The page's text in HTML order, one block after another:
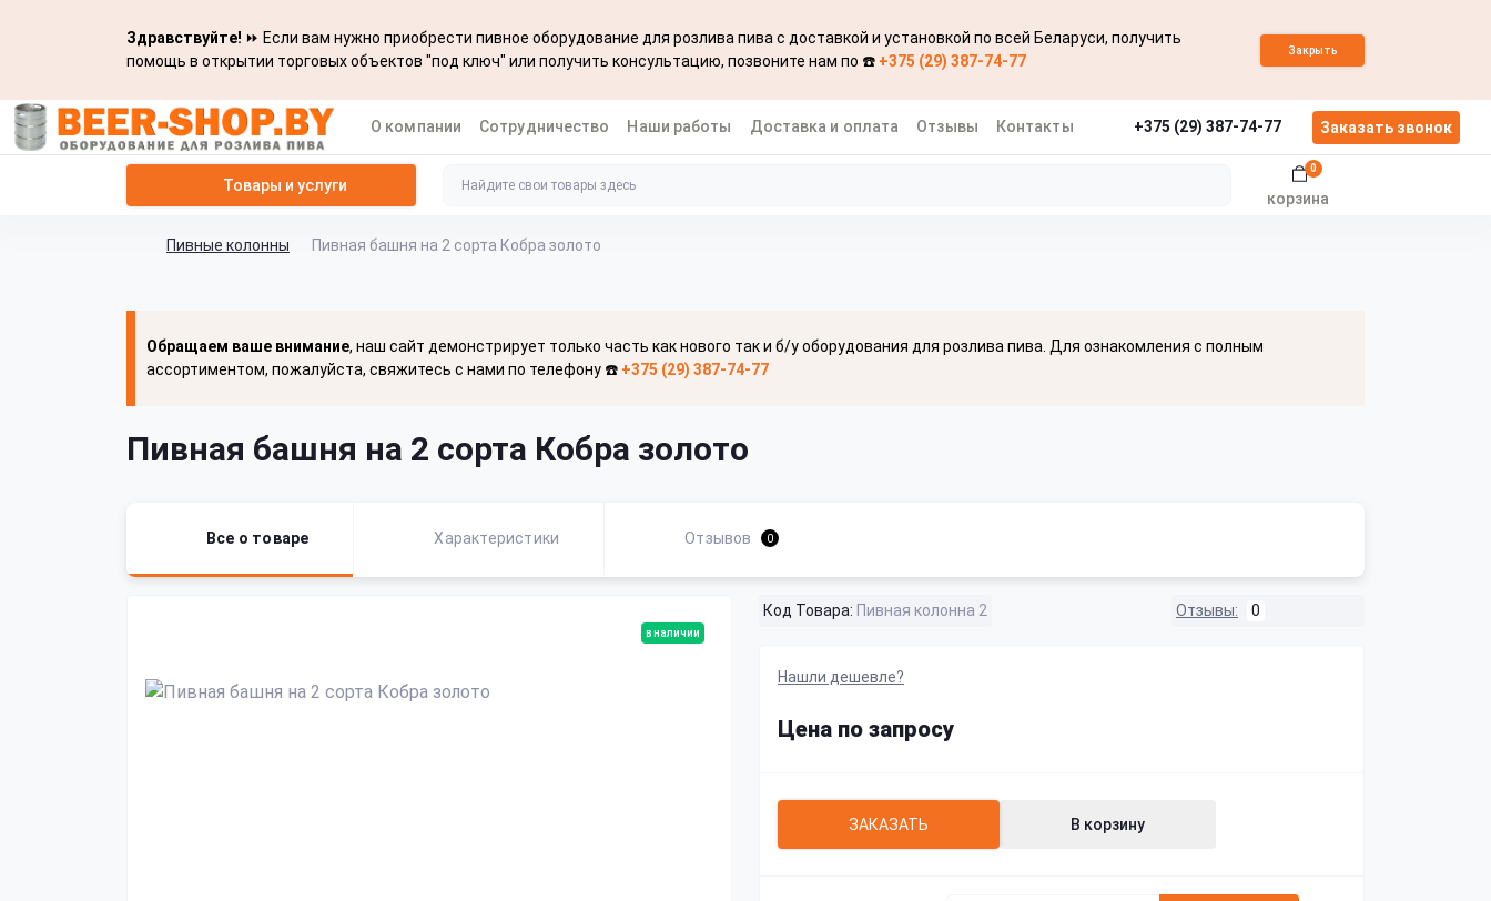
Здравствуйте! ⏩ Если вам нужно приобрести пивное оборудование для розлива пива с доставкой и установкой по всей Беларуси, получить
помощь в открытии торговых объектов "под ключ" или получить консультацию, позвоните нам по ☎️ +375 (29) 387-74-77
Закрыть
О компании Сотрудничество Наши работы Доставка и оплата Отзывы Контакты +375 (29) 387-74-77 Заказать звонок
Товары и услуги
корзина
0
Пивные колонны Пивная башня на 2 сорта Кобра золото
Обращаем ваше внимание, наш сайт демонстрирует только часть как нового так и б/у оборудования для розлива пива. Для ознакомления с полным
ассортиментом, пожалуйста, свяжитесь с нами по телефону ☎️ +375 (29) 387-74-77
Пивная башня на 2 сорта Кобра золото
Все о товаре Характеристики Отзывов 0
в наличии
Код Товара: Пивная колонна 2 Отзывы: 0
Нашли дешевле?
Цена по запросу
ЗАКАЗАТЬ В корзину